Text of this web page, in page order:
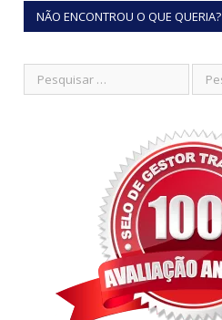
NÃO ENCONTROU O QUE QUERIA?